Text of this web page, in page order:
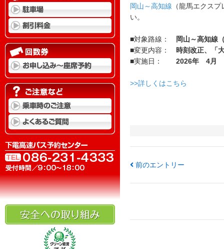
岡山～高知線 （龍馬エクス
い。
■対象路線：
岡山～高知線
■変更内容： 時刻改正、「
■実施日： 2026年 4月
>>詳しくはこちら
前のエントリー